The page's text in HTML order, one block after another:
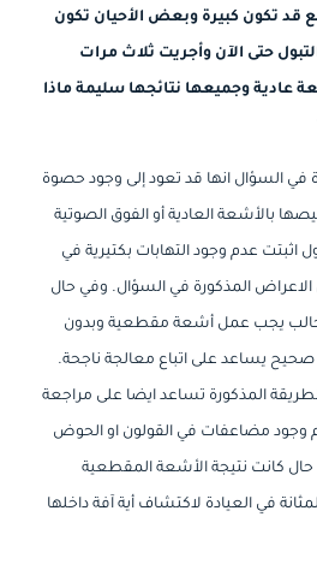
تكون كبيرة وبعض الأحيان تكون
حتى الآن وأجريت ثلاث مرات
عادية وجميعها نتائجها سليمة ماذا
في السؤال انها قد تعود إلى وجود حصوة
بالأشعة العادية أو الفوق الصوتية
اثبتت عدم وجود التهابات بكتيرية في
الاعراض المذكورة في السؤال. وفي حال
يجب عمل أشعة مقطعية وبدون
يساعد على اتباع معالجة ناجحة.
المذكورة تساعد ايضا على مراجعة
وجود مضاعفات في القولون او الحوض
حال كانت نتيجة الأشعة المقطعية
في العيادة لاكتشاف أية آفة داخلها